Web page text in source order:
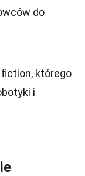
do
którego
i